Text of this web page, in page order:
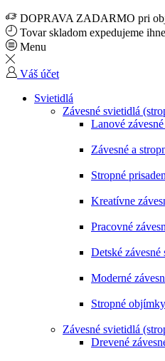
DOPRAVA ZADARMO pri
Tovar skladom expedujeme
Menu
Váš účet
Svietidlá
Závesné svietidlá
Lanové
Závesné a
Stropné
Kreatívne
Pracovné
Detské závesné
Moderné
Stropné objímky
Závesné svietidlá
Drevené